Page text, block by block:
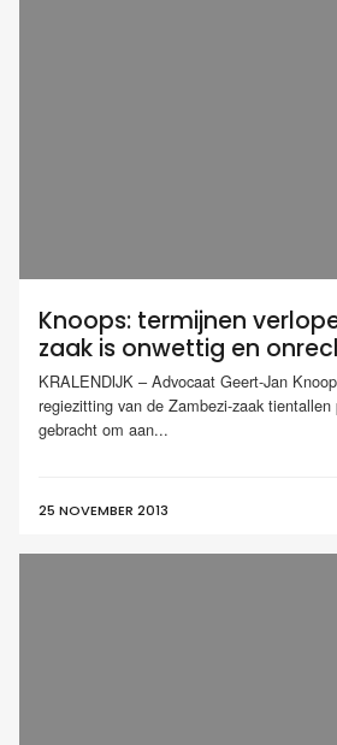
Knoops: termijnen
zaak is onwettig en
KRALENDIJK – Advocaat Geert-Jan
regiezitting van de Zambezi-zaak
gebracht om aan...
25 NOVEMBER 2013